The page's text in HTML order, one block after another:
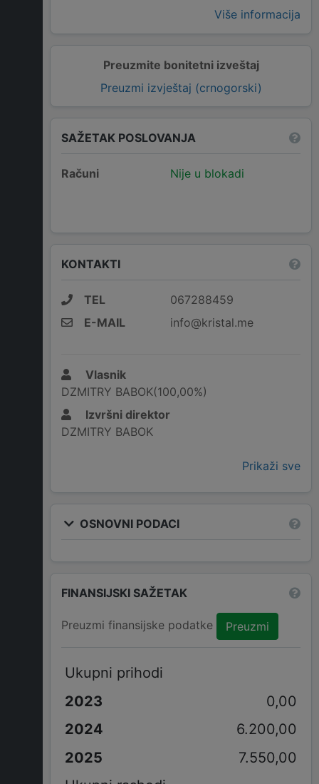
Preuzmite bonitetni izveštaj
Preuzmi izvještaj (crnogorski)
Više informacija
SAŽETAK POSLOVANJA
Računi Nije u blokadi
KONTAKTI
TEL
067288459
E-MAIL
info@kristal.me
Vlasnik
DZMITRY BABOK(100,00%)
Izvršni direktor
DZMITRY BABOK
Prikaži sve
OSNOVNI PODACI
FINANSIJSKI SAŽETAK
Preuzmi finansijske podatke Preuzmi
Ukupni prihodi
0,00
6.200,00
7.550,00